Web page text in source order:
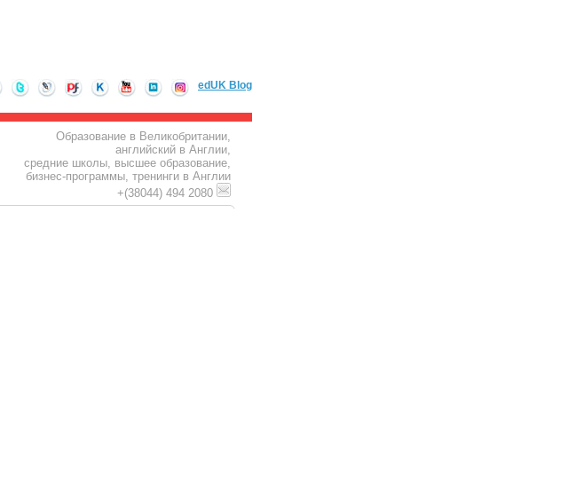
edUK Blog
Образование в Великобритании,
английский в Англии,
средние школы, высшее образование,
бизнес-программы, тренинги в Англии
+(38044) 494 2080